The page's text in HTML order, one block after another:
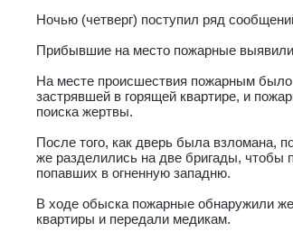
Ночью (четверг) поступил ряд
Прибывшие на место пожарные выявили
На месте происшествия пожарным
застрявшей в горящей квартире, и
поиска жертвы.
После того, как дверь была взломана,
же разделились на две бригады, чтобы
попавших в огненную западню.
В ходе обыска пожарные обнаружили
квартиры и передали медикам.